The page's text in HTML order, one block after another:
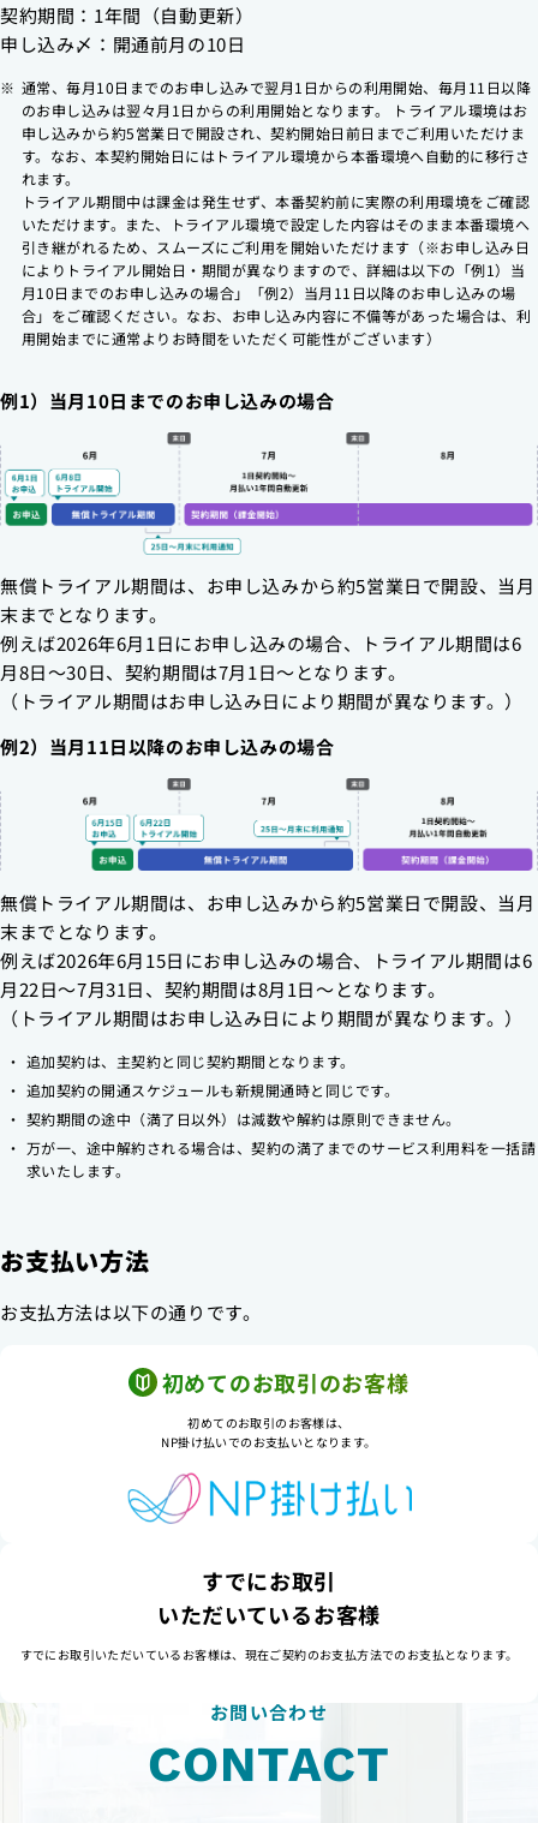
契約期間：1年間（自動更新）
申し込み〆：開通前月の10日
通常、毎月10日までのお申し込みで翌月1日からの利用開始、毎月11日以降
のお申し込みは翌々月1日からの利用開始となります。 トライアル環境はお
申し込みから約5営業日で開設され、契約開始日前日までご利用いただけま
す。なお、本契約開始日にはトライアル環境から本番環境へ自動的に移行さ
れます。
トライアル期間中は課金は発生せず、本番契約前に実際の利用環境をご確認
いただけます。また、トライアル環境で設定した内容はそのまま本番環境へ
引き継がれるため、スムーズにご利用を開始いただけます（※お申し込み日
によりトライアル開始日・期間が異なりますので、詳細は以下の「例1）当
月10日までのお申し込みの場合」「例2）当月11日以降のお申し込みの場
合」をご確認ください。なお、お申し込み内容に不備等があった場合は、利
用開始までに通常よりお時間をいただく可能性がございます）
例1）当月10日までのお申し込みの場合
無償トライアル期間は、お申し込みから約5営業日で開設、当月
末までとなります。
例えば2026年6月1日にお申し込みの場合、トライアル期間は6
月8日〜30日、契約期間は7月1日〜となります。
（トライアル期間はお申し込み日により期間が異なります。）
例2）当月11日以降のお申し込みの場合
無償トライアル期間は、お申し込みから約5営業日で開設、当月
末までとなります。
例えば2026年6月15日にお申し込みの場合、トライアル期間は6
月22日～7月31日、契約期間は8月1日～となります。
（トライアル期間はお申し込み日により期間が異なります。）
追加契約は、主契約と同じ契約期間となります。
追加契約の開通スケジュールも新規開通時と同じです。
契約期間の途中（満了日以外）は減数や解約は原則できません。
万が一、途中解約される場合は、契約の満了までのサービス利用料を一括請
求いたします。
お支払い方法
お支払方法は以下の通りです。
初めてのお取引のお客様
初めてのお取引のお客様は、
NP掛け払いでのお支払いとなります。
すでにお取引
いただいているお客様
すでにお取引いただいているお客様は、現在ご契約のお支払方法でのお支払となります。
お問い合わせ
CONTACT